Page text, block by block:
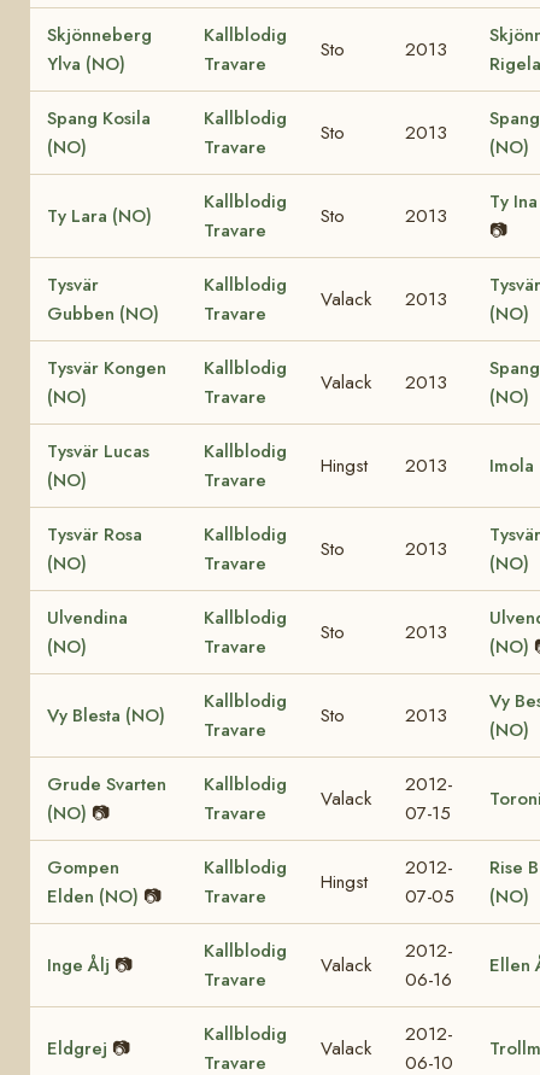
Skjönneberg
Ylva (NO)
Kallblodig
Travare
Sto 2013
Spang Kosila
(NO)
Kallblodig
Travare
Sto 2013
(NO)
Ty Lara (NO)
Kallblodig
Travare
Sto 2013
Ty
📷
Tysvär
Gubben (NO)
Kallblodig
Travare
Valack 2013
(NO)
Tysvär Kongen
(NO)
Kallblodig
Travare
Valack 2013
(NO)
Tysvär Lucas
(NO)
Kallblodig
Travare
Hingst 2013 Imola
Tysvär Rosa
(NO)
Kallblodig
Travare
Sto 2013
(NO)
Ulvendina
(NO)
Kallblodig
Travare
Sto 2013
(NO)
Vy Blesta (NO)
Kallblodig
Travare
Sto 2013
Vy
(NO)
Grude Svarten
(NO) 📷
Kallblodig
Travare
Valack
2012-
07-15
Gompen
Elden (NO) 📷
Kallblodig
Travare
Hingst
2012-
07-05
Rise
(NO)
Inge Ålj 📷
Kallblodig
Travare
Valack
2012-
06-16
Ellen
Eldgrej 📷
Kallblodig
Travare
Valack
2012-
06-10